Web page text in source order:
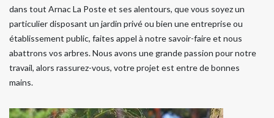
dans tout Arnac La Poste et ses alentours, que vous soyez un
particulier disposant un jardin privé ou bien une entreprise ou
établissement public, faites appel à notre savoir-faire et nous
abattrons vos arbres. Nous avons une grande passion pour notre
travail, alors rassurez-vous, votre projet est entre de bonnes
mains.